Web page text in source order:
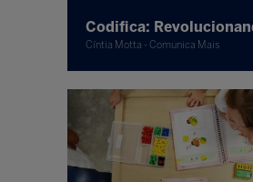
Cíntia Motta - Comunica Mais